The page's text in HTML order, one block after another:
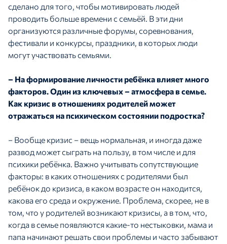
сделано для того, чтобы мотивировать людей
проводить больше времени с семьёй. В эти дни
организуются различные форумы, соревнования,
фестивали и конкурсы, праздники, в которых люди
могут участвовать семьями.
– На формирование личности ребёнка влияет много
факторов. Один из ключевых – атмосфера в семье.
Как кризис в отношениях родителей может
отражаться на психическом состоянии подростка?
– Вообще кризис – вещь нормальная, и иногда даже
развод может сыграть на пользу, в том числе и для
психики ребёнка. Важно учитывать сопутствующие
факторы: в каких отношениях с родителями был
ребёнок до кризиса, в каком возрасте он находится,
какова его среда и окружение. Проблема, скорее, не в
том, что у родителей возникают кризисы, а в том, что,
когда в семье появляются какие-то нестыковки, мама и
папа начинают решать свои проблемы и часто забывают